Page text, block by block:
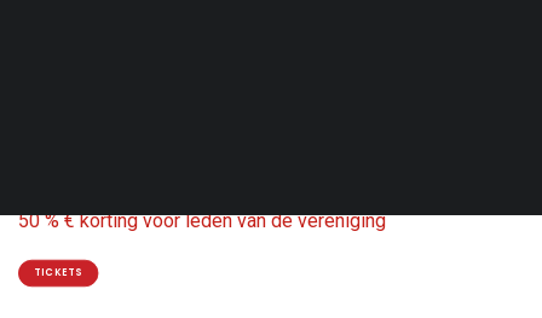
50 % € korting voor leden van de vereniging
TICKETS